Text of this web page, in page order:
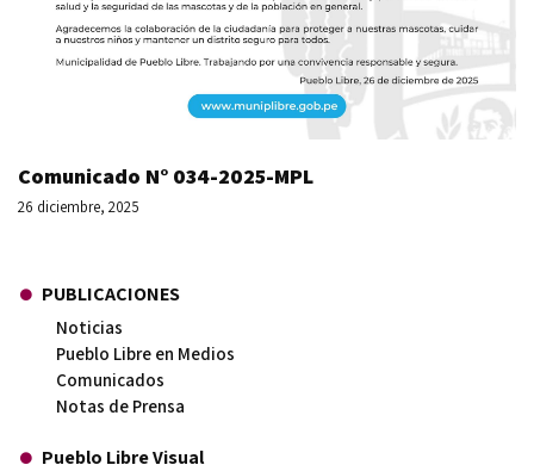
Comunicado N° 034-2025-MPL
26 diciembre, 2025
PUBLICACIONES
Noticias
Pueblo Libre en Medios
Comunicados
Notas de Prensa
Pueblo Libre Visual